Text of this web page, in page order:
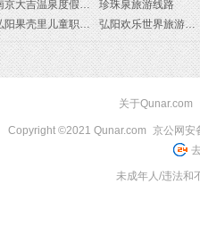
南京大吉温泉度假村旅游线路
珍珠泉旅游线路
弘阳果壳里儿童职业体验中心旅游线路
弘阳欢乐世界旅游线路
关于Qunar.com
Copyright ©2021 Qunar.com 京公网安
未成年人/违法和